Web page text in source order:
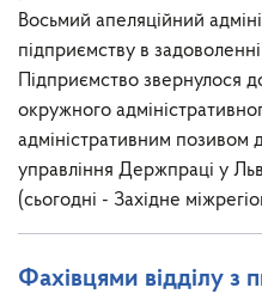
Восьмий апеляційний
підприємству в
Підприємство звернулося
окружного
адміністративним позивом
управління Держпраці у
(сьогодні - Західне
Фахівцями відділу з